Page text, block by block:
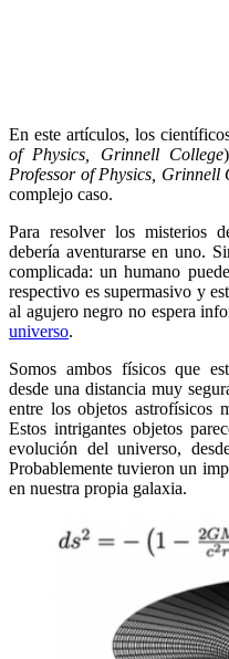
En este artículos, los
of Physics, Grinnell College
Professor of Physics, Grinnell
complejo caso.
Para resolver los misterios
debería aventurarse en uno.
complicada: un humano
respectivo es supermasivo y
al agujero negro no espera
universo.
Somos ambos físicos que
desde una distancia muy
entre los objetos astrofísicos
Estos intrigantes objetos
evolución del universo,
Probablemente tuvieron un
en nuestra propia galaxia.